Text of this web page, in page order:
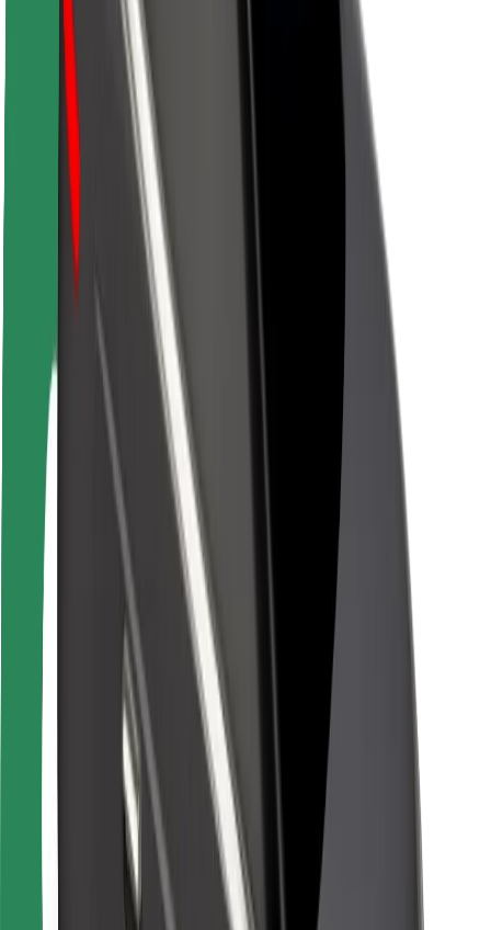
Безпека пасажирів
Безпека водіїв
Безпека електросамокатів
Лабораторія безпеки
Міста
Розташування
Міські рішення
Аеропорти
Зарядні станції Bolt
Для пасажирів
Для водіїв
Для кур'єрів
Доставка Bolt Food
Для власників автопарків
Для ресторанів
Bolt for Business
Постачальникам
Правила та Умови
Файли ку́кі
Безпека